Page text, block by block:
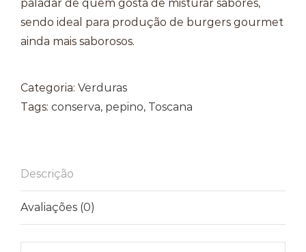
paladar de quem gosta de misturar sabores,
sendo ideal para produção de burgers gourmet
ainda mais saborosos.
Categoria: Verduras
Tags: conserva, pepino, Toscana
Descrição
Avaliações (0)